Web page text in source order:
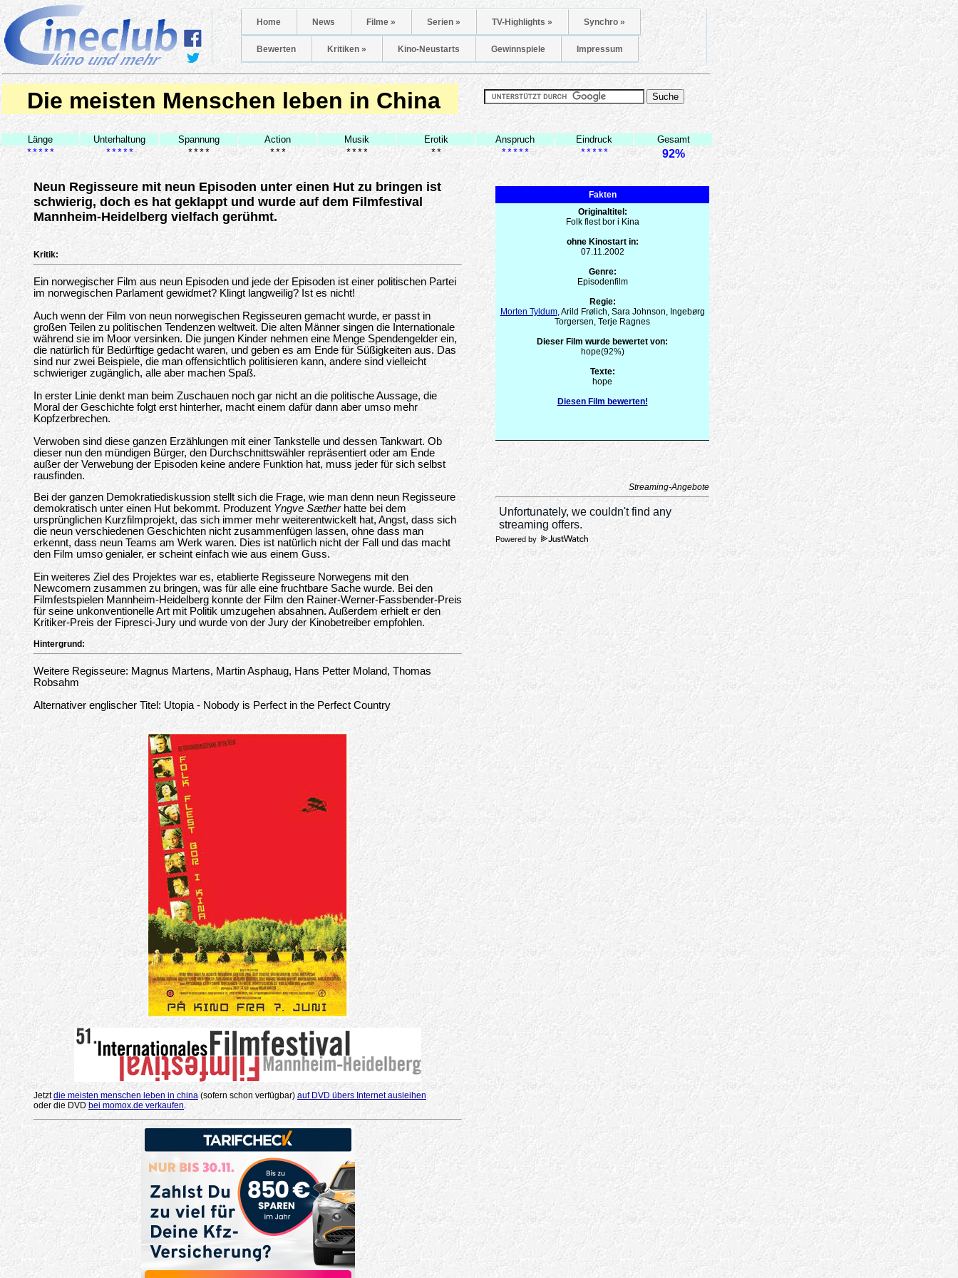
Home News Filme » Serien » TV-Highlights » Synchro »
Bewerten Kritiken » Kino-Neustarts Gewinnspiele Impressum
Die meisten Menschen leben in China
Länge Unterhaltung Spannung Action Musik Erotik Anspruch Eindruck
Gesamt
*****
***** **** *** **** ** ***** ***** 92%
Neun Regisseure mit neun Episoden unter einen Hut zu bringen ist
schwierig, doch es hat geklappt und wurde auf dem Filmfestival
Mannheim-Heidelberg vielfach gerühmt.
Kritik:
Ein norwegischer Film aus neun Episoden und jede der Episoden ist einer politischen Partei
im norwegischen Parlament gewidmet? Klingt langweilig? Ist es nicht!
Auch wenn der Film von neun norwegischen Regisseuren gemacht wurde, er passt in
großen Teilen zu politischen Tendenzen weltweit. Die alten Männer singen die Internationale
während sie im Moor versinken. Die jungen Kinder nehmen eine Menge Spendengelder ein,
die natürlich für Bedürftige gedacht waren, und geben es am Ende für Süßigkeiten aus. Das
sind nur zwei Beispiele, die man offensichtlich politisieren kann, andere sind vielleicht
schwieriger zugänglich, alle aber machen Spaß.
In erster Linie denkt man beim Zuschauen noch gar nicht an die politische Aussage, die
Moral der Geschichte folgt erst hinterher, macht einem dafür dann aber umso mehr
Kopfzerbrechen.
Verwoben sind diese ganzen Erzählungen mit einer Tankstelle und dessen Tankwart. Ob
dieser nun den mündigen Bürger, den Durchschnittswähler repräsentiert oder am Ende
außer der Verwebung der Episoden keine andere Funktion hat, muss jeder für sich selbst
rausfinden.
Bei der ganzen Demokratiediskussion stellt sich die Frage, wie man denn neun Regisseure
demokratisch unter einen Hut bekommt. Produzent Yngve Sætherhatte bei dem
ursprünglichen Kurzfilmprojekt, das sich immer mehr weiterentwickelt hat, Angst, dass sich
die neun verschiedenen Geschichten nicht zusammenfügen lassen, ohne dass man
erkennt, dass neun Teams am Werk waren. Dies ist natürlich nicht der Fall und das macht
den Film umso genialer, er scheint einfach wie aus einem Guss.
Ein weiteres Ziel des Projektes war es, etablierte Regisseure Norwegens mit den
Newcomern zusammen zu bringen, was für alle eine fruchtbare Sache wurde. Bei den
Filmfestspielen Mannheim-Heidelberg konnte der Film den Rainer-Werner-Fassbender-Preis
für seine unkonventionelle Art mit Politik umzugehen absahnen. Außerdem erhielt er den
Kritiker-Preis der Fipresci-Jury und wurde von der Jury der Kinobetreiber empfohlen.
Hintergrund:
Weitere Regisseure: Magnus Martens, Martin Asphaug, Hans Petter Moland, Thomas
Robsahm
Alternativer englischer Titel: Utopia - Nobody is Perfect in the Perfect Country
Jetztdie meisten menschen leben in china (sofern schon verfügbar) auf DVD übers Internet ausleihen
oder die DVD bei momox.de verkaufen.
Fakten
Originaltitel:
Folk flest bor i Kina
ohne Kinostart in:
07.11.2002
Genre:
Episodenfilm
Regie:
Morten Tyldum, Arild Frølich, Sara Johnson, Ingebørg
Torgersen, Terje Ragnes
Dieser Film wurde bewertet von:
hope(92%)
Texte:
hope
Diesen Film bewerten!
Streaming-Angebote
Powered by